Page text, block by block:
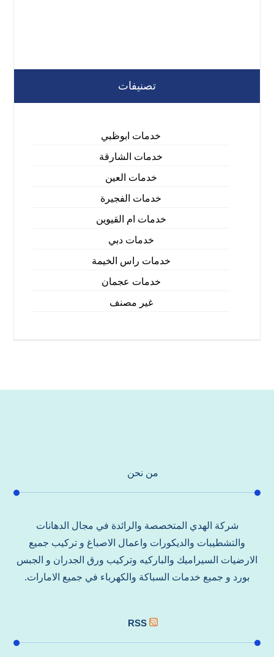
تصنيفات
خدمات ابوظبي
خدمات الشارقة
خدمات العين
خدمات الفجيرة
خدمات ام القيوين
خدمات دبي
خدمات راس الخيمة
خدمات عجمان
غير مصنف
من نحن
شركة الهدي المتخصصة والرائدة في مجال الدهانات
والتشطيبات والديكورات واعمال الاصباغ و تركيب جميع
الارضيات السيراميك والباركيه وتركيب ورق الجدران و الجبس
بورد و جميع خدمات السباكة والكهرباء في جميع الامارات.
RSS